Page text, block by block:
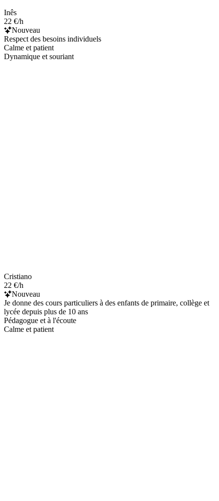
Inês
22 €/h
Nouveau
Respect des besoins individuels
Calme et patient
Dynamique et souriant
Cristiano
22 €/h
Nouveau
Je donne des cours particuliers à des enfants de primaire, collège et
lycée depuis plus de 10 ans
Pédagogue et à l'écoute
Calme et patient